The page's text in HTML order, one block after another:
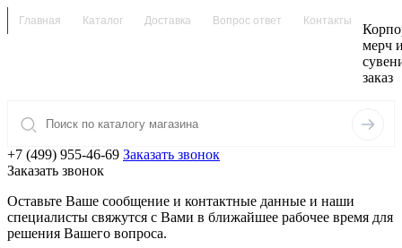
Главная Каталог Доставка Вопрос ответ Контакты
мерч
заказ
+7 (499) 955-46-69 Заказать звонок
Заказать звонок
Оставьте Ваше сообщение и контактные данные и наши
специалисты свяжутся с Вами в ближайшее рабочее время для
решения Вашего вопроса.